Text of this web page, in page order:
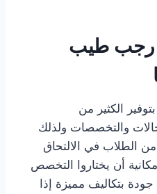
رجب طيب
الكثير من
والتخصصات ولذلك
الطلاب في الالتحاق
أن يختاروا التخصص
بتكاليف مميزة إذا